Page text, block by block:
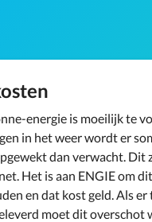
energie is moeilijk te
in het weer wordt er
dan verwacht. Dit
Het is aan ENGIE om
en dat kost geld. Als er
moet dit overschot